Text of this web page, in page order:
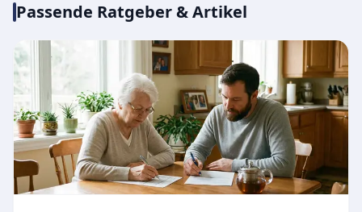
Passende Ratgeber & Artikel